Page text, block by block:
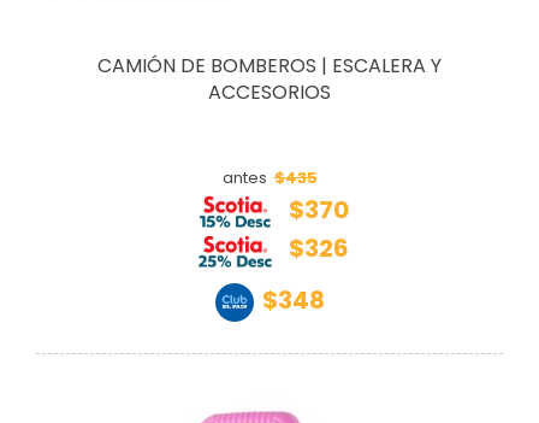
CAMIÓN DE BOMBEROS | ESCALERA Y
ACCESORIOS
antes $435
$370
$326
$348